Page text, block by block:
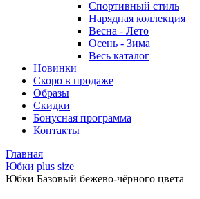
Спортивный стиль
Нарядная коллекция
Весна - Лето
Осень - Зима
Весь каталог
Новинки
Скоро в продаже
Образы
Скидки
Бонусная программа
Контакты
Главная
Юбки plus size
Юбки Базовый бежево-чёрного цвета